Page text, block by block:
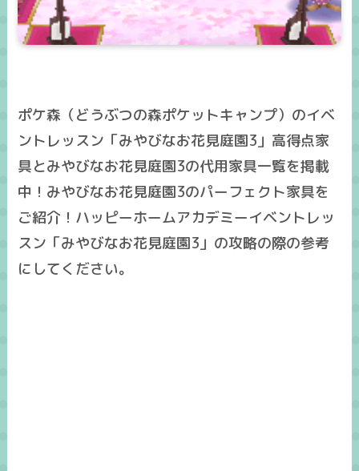
ポケ森（どうぶつの森ポケットキャンプ）のイベ
ントレッスン「みやびなお花見庭園3」高得点家
具とみやびなお花見庭園3の代用家具一覧を掲載
中！みやびなお花見庭園3のパーフェクト家具を
ご紹介！ハッピーホームアカデミーイベントレッ
スン「みやびなお花見庭園3」の攻略の際の参考
にしてください。